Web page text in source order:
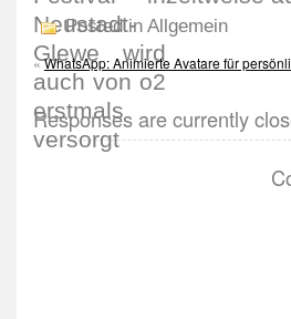
Posted in Allgemein
«WhatsApp: Animierte Avatare für
Responses are currently